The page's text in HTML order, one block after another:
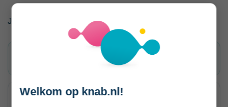
Je kunt bijvoorbeeld afspreken:
dat je eerder start en eerder stopt;
waar je pauze kunt houden op een koele plek;
Welkom op knab.nl!